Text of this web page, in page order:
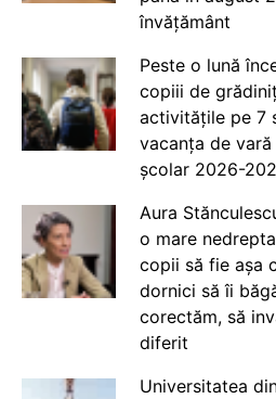
învățământ
Peste o lună
copiii de
activitățile pe 7
vacanța de
școlar 2026-
Aura
o mare
copii să fie așa
dornici să îi
corectăm, să
diferit
Universitatea